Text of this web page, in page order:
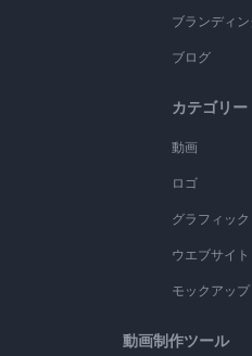
ブランディ
ブログ
カテゴリー
動画
ロゴ
グラフィッ
ウエブサイト
モックアップ
動画制作ツール